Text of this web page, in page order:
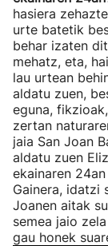
hasiera
urte batetik
behar izaten
mehatz, eta,
lau urtean
aldatu zuen,
eguna,
zertan
jaia San Joan
aldatu zuen
ekainaren
Gainera, idatzi
Joanen aitak
semea jaio
gau honek